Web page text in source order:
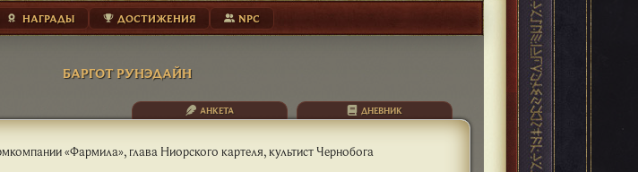
НАГРАДЫ ДОСТИЖЕНИЯ NPC
БАРГОТ РУНЭДАЙН
АНКЕТА ДНЕВНИК
«Фармила», глава Ниорского картеля, культист Чернобога